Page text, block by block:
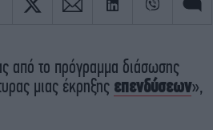
από το πρόγραμμα διάσωσης
μιας έκρηξης επενδύσεων»,